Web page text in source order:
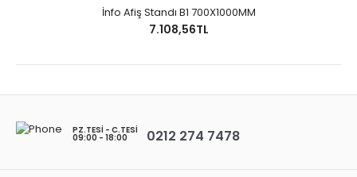
İnfo Afiş Standı B1 700X1000MM
7.108,56TL
PZ.TESI - C.TESI
09:00 - 18:00 0212 274 7478